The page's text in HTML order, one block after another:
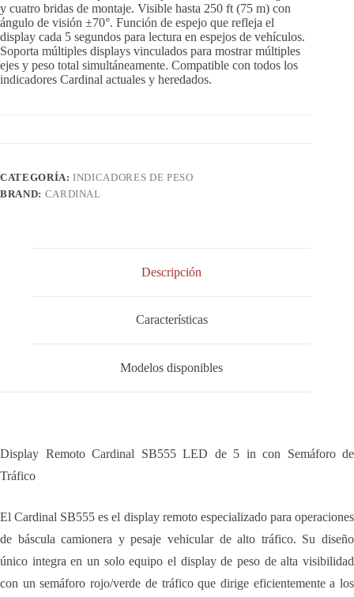
y cuatro bridas de montaje. Visible hasta 250 ft (75 m) con
ángulo de visión ±70°. Función de espejo que refleja el
display cada 5 segundos para lectura en espejos de vehículos.
Soporta múltiples displays vinculados para mostrar múltiples
ejes y peso total simultáneamente. Compatible con todos los
indicadores Cardinal actuales y heredados.
CATEGORÍA:INDICADORES DE PESO
BRAND: CARDINAL
Descripción
Características
Modelos disponibles
Display Remoto Cardinal SB555 LED de 5 in con Semáforo de
Tráfico
El Cardinal SB555 es el display remoto especializado para operaciones
de báscula camionera y pesaje vehicular de alto tráfico. Su diseño
único integra en un solo equipo el display de peso de alta visibilidad
con un semáforo rojo/verde de tráfico que dirige eficientemente a los